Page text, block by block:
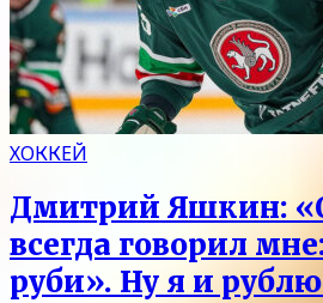
ХОККЕЙ
Дмитрий Яшкин:
всегда говорил
руби». Ну я и